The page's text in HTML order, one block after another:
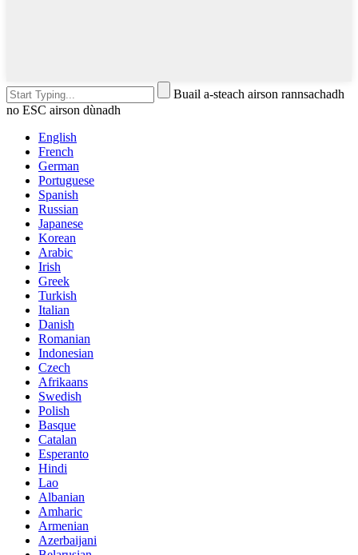
Buail a-steach airson rannsachadh
no ESC airson dùnadh
English
French
German
Portuguese
Spanish
Russian
Japanese
Korean
Arabic
Irish
Greek
Turkish
Italian
Danish
Romanian
Indonesian
Czech
Afrikaans
Swedish
Polish
Basque
Catalan
Esperanto
Hindi
Lao
Albanian
Amharic
Armenian
Azerbaijani